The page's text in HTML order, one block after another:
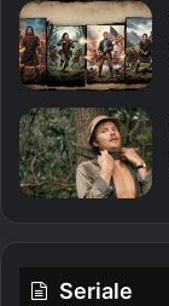
Seriale